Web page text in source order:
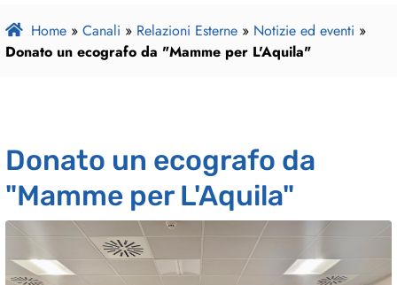
Home » Canali » Relazioni Esterne » Notizie ed eventi »
Donato un ecografo da "Mamme per L'Aquila"
Donato un ecografo da
"Mamme per L'Aquila"